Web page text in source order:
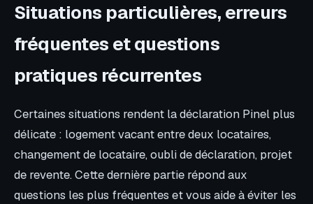
Situations particulières, erreurs
fréquentes et questions
pratiques récurrentes
Certaines situations rendent la déclaration Pinel plus
délicate : logement vacant entre deux locataires,
changement de locataire, oubli de déclaration, projet
de revente. Cette dernière partie répond aux
questions les plus fréquentes et vous aide à éviter les